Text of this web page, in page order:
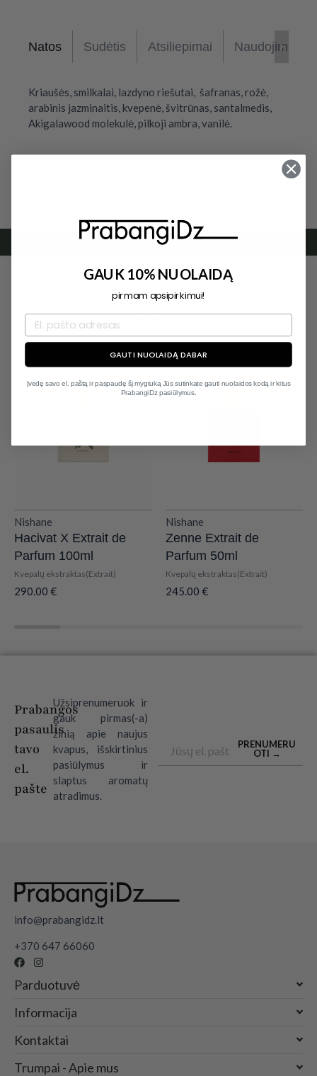
Natos Sudėtis Atsiliepimai Naudojimas
Kriaušės, smilkalai, lazdyno riešutai, šafranas, rožė,
arabinis jazminaitis, kvepenė, švitrūnas, santalmedis,
Akigalawood molekulė, pilkoji ambra, vanilė.
IŠ GARSIAUSIŲ NIŠINIŲ KŪRĖJŲ 20 000+ LAIMINGŲ
Jums taip pat gali patikti
Nishane
Hacivat X Extrait de
Parfum 100ml
Kvepalų ekstraktas(Extrait)
290.00 €
Išparduota
Nishane
Zenne Extrait de
Parfum 50ml
Kvepalų ekstraktas(Extrait)
245.00 €
Prabangos
pasaulis
tavo
el.
pašte
Užsiprenumeruok ir
gauk pirmas(-a)
žinią apie naujus
kvapus, išskirtinius
pasiūlymus ir
slaptus aromatų
atradimus.
PRENUMERU
OTI →
info@prabangidz.lt
+370 647 66060
Parduotuvė
Informacija
Kontaktai
Trumpai - Apie mus
GAUK 10% NUOLAIDĄ
pirmam apsipirkimui!
GAUTI NUOLAIDĄ DABAR
Įvedę savo el. paštą ir paspaudę šį mygtuką Jūs sutinkate gauti nuolaidos kodą ir kitus
PrabangiDz pasiūlymus.